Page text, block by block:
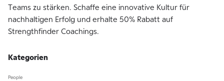
Teams zu stärken. Schaffe eine innovative Kultur für
nachhaltigen Erfolg und erhalte 50% Rabatt auf
Strengthfinder Coachings.
Kategorien
People